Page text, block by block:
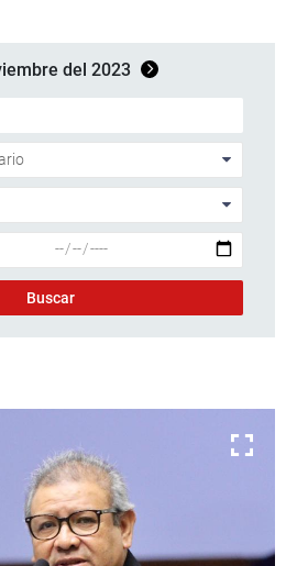
del 2023